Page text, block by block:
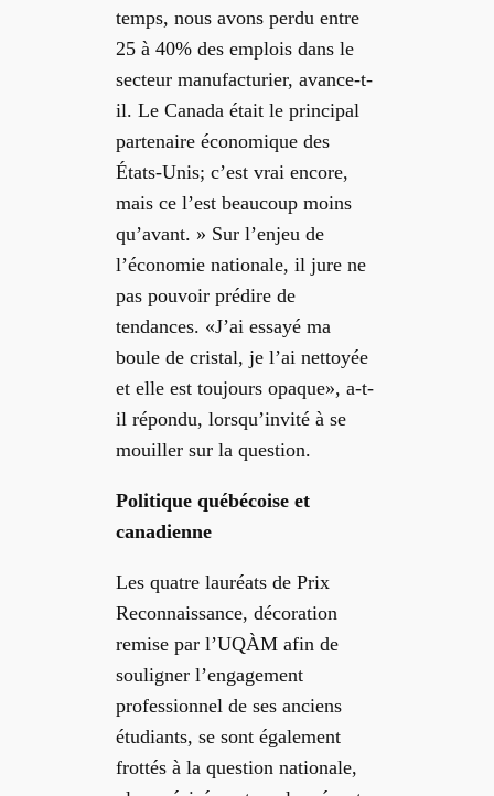
temps, nous avons perdu entre
25 à 40% des emplois dans le
secteur manufacturier, avance-t-
il. Le Canada était le principal
partenaire économique des
États-Unis; c’est vrai encore,
mais ce l’est beaucoup moins
qu’avant. » Sur l’enjeu de
l’économie nationale, il jure ne
pas pouvoir prédire de
tendances. «J’ai essayé ma
boule de cristal, je l’ai nettoyée
et elle est toujours opaque», a-t-
il répondu, lorsqu’invité à se
mouiller sur la question.
Politique québécoise et
canadienne
Les quatre lauréats de Prix
Reconnaissance, décoration
remise par l’UQÀM afin de
souligner l’engagement
professionnel de ses anciens
étudiants, se sont également
frottés à la question nationale,